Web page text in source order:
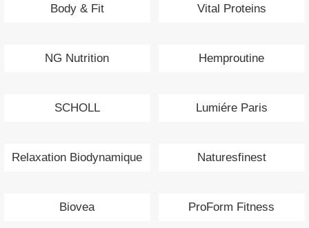
Body & Fit Vital Proteins
NG Nutrition Hemproutine
SCHOLL Lumiére Paris
Relaxation Biodynamique Naturesfinest
Biovea ProForm Fitness